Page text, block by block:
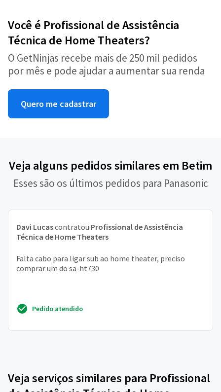
Você é Profissional de Assistência
Técnica de Home Theaters?
O GetNinjas recebe mais de 250 mil pedidos
por mês e pode ajudar a aumentar sua renda
Quero me cadastrar
Veja alguns pedidos similares em Betim
Esses são os últimos pedidos para Panasonic
Davi Lucascontratou Profissional de Assistência
Técnica de Home Theaters
Falta cabo para ligar sub ao home theater, preciso
comprar um do sa-ht730
Pedido atendido
Veja serviços similares para Profissional